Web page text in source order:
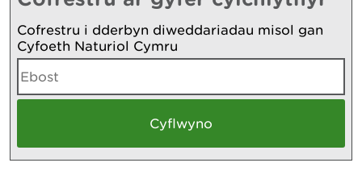
Cofrestru i dderbyn diweddariadau misol gan
Cyfoeth Naturiol Cymru